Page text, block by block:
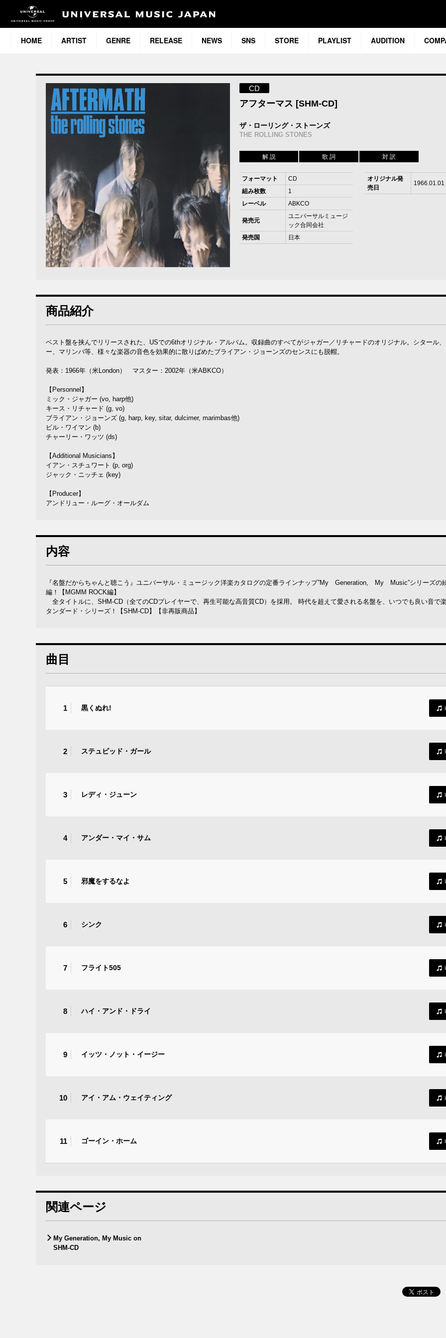
HOME ARTIST GENRE RELEASE NEWS SNS STORE PLAYLIST AUDITION
CD
アフターマス [SHM-CD]
ザ・ローリング・ストーンズ
THE ROLLING STONES
解 説 歌 詞 対 訳
フォーマット
CD
組み枚数
1
レーベル
ABKCO
発売元
ユニバーサルミュージ
ック合同会社
発売国
日本
オリジナル発
売日
1966.01.01
商品紹介
ベスト盤を挟んでリリースされた、USでの6thオリジナル・アルバム。収録曲のすべてがジャガー／リチャードのオリジナル。シタール
ー、マリンバ等、様々な楽器の音色を効果的に散りばめたブライアン・ジョーンズのセンスにも脱帽。
発表：1966年（米London） マスター：2002年（米ABKCO）
【Personnel】
ミック・ジャガー (vo, harp他)
キース・リチャード (g, vo)
ブライアン・ジョーンズ (g, harp, key, sitar, dulcimer, marimbas他)
ビル・ワイマン (b)
チャーリー・ワッツ (ds)
【Additional Musicians】
イアン・スチュワート (p, org)
ジャック・ニッチェ (key)
【Producer】
アンドリュー・ルーグ・オールダム
内容
『名盤だからちゃんと聴こう』ユニバーサル・ミュージック洋楽カタログの定番ラインナップ”My Generation, My Music”シリーズの
編！【MGMM ROCK編】
全タイトルに、SHM-CD（全てのCDプレイヤーで、再生可能な高音質CD）を採用。 時代を超えて愛される名盤を、いつでも良い音で
タンダード・シリーズ！【SHM-CD】【非再販商品】
曲目
1 黒くぬれ!
2 ステュピッド・ガール
3 レディ・ジューン
4 アンダー・マイ・サム
5 邪魔をするなよ
6 シンク
7 フライト505
8 ハイ・アンド・ドライ
9 イッツ・ノット・イージー
10 アイ・アム・ウェイティング
11 ゴーイン・ホーム
関連ページ
My Generation, My Music on
SHM-CD